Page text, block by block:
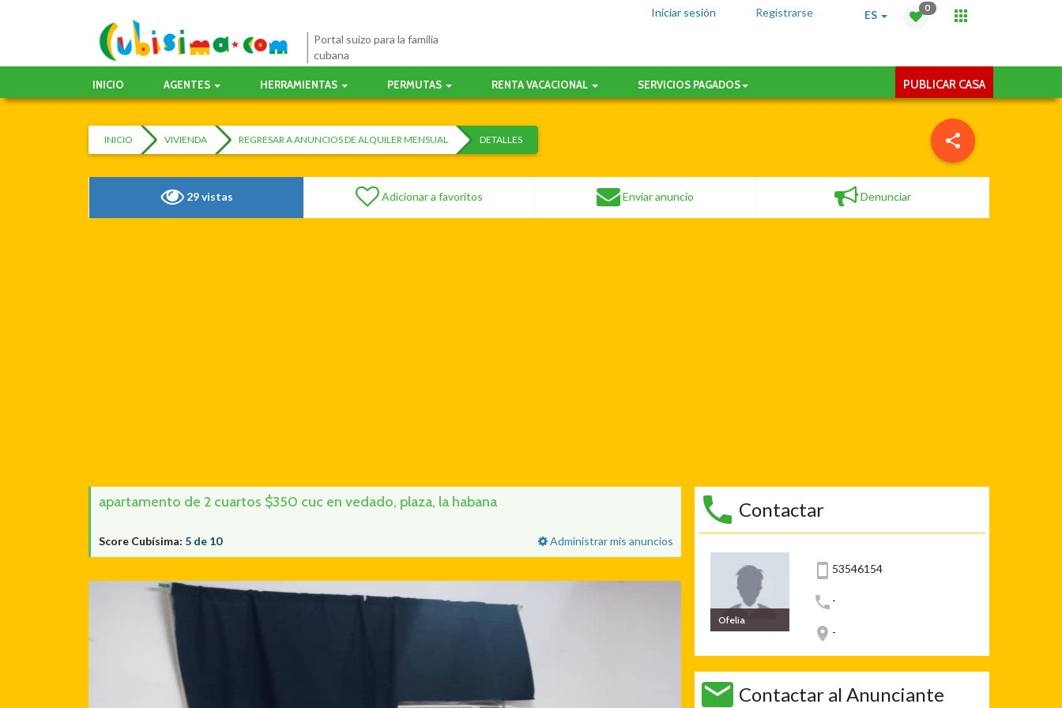
0
ES
Registrarse
Iniciar sesión
Portal suizo para la familia
cubana
INICIO AGENTES HERRAMIENTAS PERMUTAS RENTA VACACIONAL SERVICIOS PAGADOS PUBLICAR CASA
INICIO VIVIENDA REGRESAR A ANUNCIOS DE ALQUILER MENSUAL DETALLES
29 vistas Adicionar a favoritos Enviar anuncio Denunciar
apartamento de 2 cuartos $350 cuc en vedado, plaza, la habana
Score Cubísima: 5 de 10 Administrar mis anuncios
Contactar
Ofelia
53546154
-
-
Contactar al Anunciante